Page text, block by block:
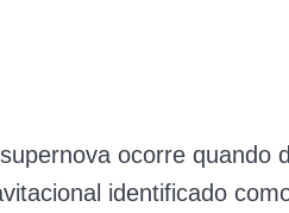
ocorre quando
identificado